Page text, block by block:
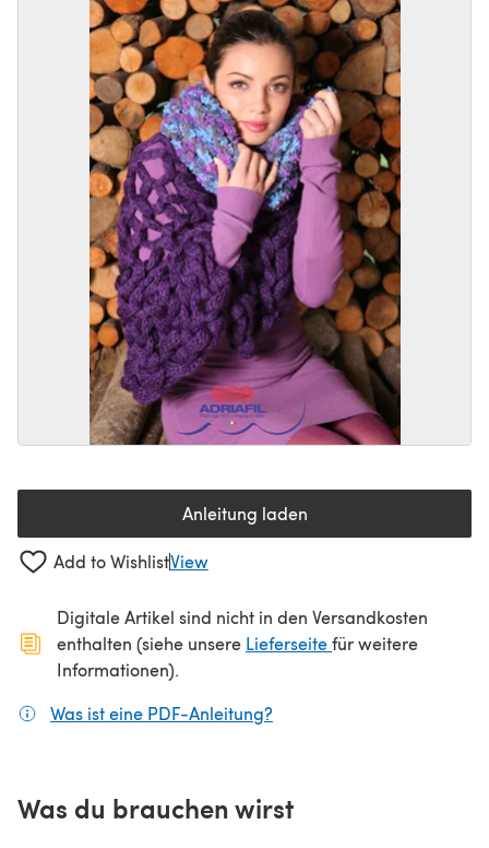
Anleitung laden(öffnet sich in einem neuen
Add to WishlistView
Digitale Artikel sind nicht in den Versandkosten
enthalten (siehe unsere Lieferseite(öffnet sich in
für weitere
Informationen).
Was ist eine PDF-Anleitung?
Was du brauchen wirst